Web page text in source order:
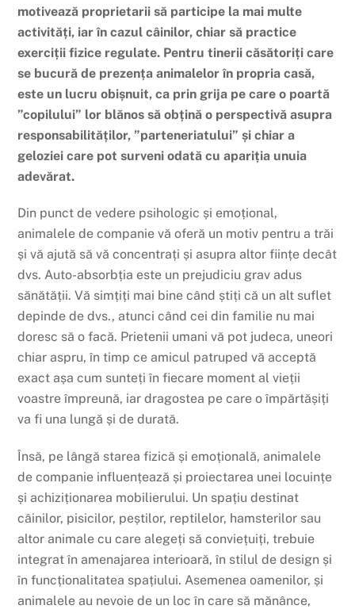
motivează proprietarii să participe la mai multe
activități, iar în cazul câinilor, chiar să practice
exerciții fizice regulate. Pentru tinerii căsătoriți care
se bucură de prezența animalelor în propria casă,
este un lucru obișnuit, ca prin grija pe care o poartă
”copilului” lor blănos să obțină o perspectivă asupra
responsabilităților, ”parteneriatului” și chiar a
geloziei care pot surveni odată cu apariția unuia
adevărat.
Din punct de vedere psihologic și emoțional,
animalele de companie vă oferă un motiv pentru a trăi
și vă ajută să vă concentrați și asupra altor ființe decât
dvs. Auto-absorbția este un prejudiciu grav adus
sănătății. Vă simțiți mai bine când știți că un alt suflet
depinde de dvs., atunci când cei din familie nu mai
doresc să o facă. Prietenii umani vă pot judeca, uneori
chiar aspru, în timp ce amicul patruped vă acceptă
exact așa cum sunteți în fiecare moment al vieții
voastre împreună, iar dragostea pe care o împărtășiți
va fi una lungă și de durată.
Însă, pe lângă starea fizică și emoțională, animalele
de companie influențează și proiectarea unei locuințe
și achiziționarea mobilierului. Un spațiu destinat
câinilor, pisicilor, peștilor, reptilelor, hamsterilor sau
altor animale cu care alegeți să conviețuiți, trebuie
integrat în amenajarea interioară, în stilul de design și
în funcționalitatea spațiului. Asemenea oamenilor, și
animalele au nevoie de un loc în care să mănânce,